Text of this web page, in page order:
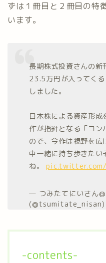
ずは１冊目と２冊目の特
います。
長期株式投資さんの新
23.5万円が入ってく
しました。
日本株による資産形
作が指針となる「コン
ので、今作は視野を
中一緒に持ち歩きたい
ね。pic.twitter.com/
— つみたてにいさん
-contents-